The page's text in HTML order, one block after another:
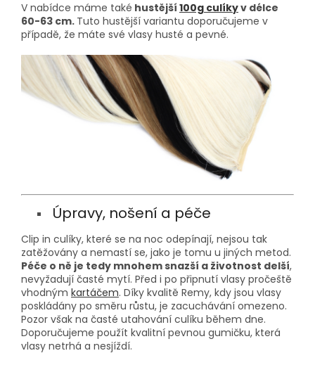
V nabídce máme také hustější 100g culíkyv délce
60-63 cm. Tuto hustější variantu doporučujeme v
případě, že máte své vlasy husté a pevné.
Úpravy, nošení a péče
Clip in culíky, které se na noc odepínají, nejsou tak
zatěžovány a nemastí se, jako je tomu u jiných metod.
Péče o ně je tedy mnohem snazší a životnost delší,
nevyžadují časté mytí. Před i po připnutí vlasy pročeště
vhodným kartáčem. Díky kvalitě Remy, kdy jsou vlasy
poskládány po směru růstu, je zacuchávání omezeno.
Pozor však na časté utahování culíku během dne.
Doporučujeme použít kvalitní pevnou gumičku, která
vlasy netrhá a nesjíždí.